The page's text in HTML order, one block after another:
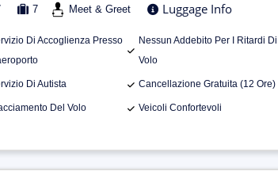
7 Meet & Greet Luggage Info
Di Accoglienza Presso
Nessun Addebito Per I Ritardi Di
Volo
Di Autista Cancellazione Gratuita (12 Ore)
Del Volo Veicoli Confortevoli